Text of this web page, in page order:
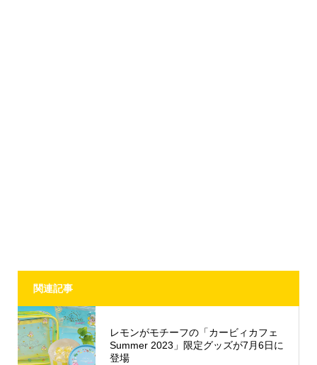
関連記事
レモンがモチーフの「カービィカフェ
Summer 2023」限定グッズが7月6日に
登場